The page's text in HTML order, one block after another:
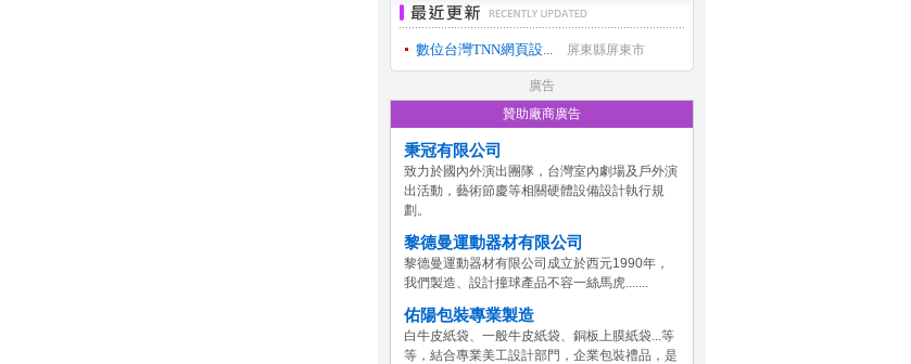
數位台灣TNN網頁設... 屏東縣屏東市
廣告
贊助廠商廣告
秉冠有限公司
致力於國內外演出團隊，台灣室內劇場及戶外演
出活動，藝術節慶等相關硬體設備設計執行規
劃。
黎德曼運動器材有限公司
黎德曼運動器材有限公司成立於西元1990年，
我們製造、設計撞球產品不容一絲馬虎.......
佑陽包裝專業製造
白牛皮紙袋、一般牛皮紙袋、銅板上膜紙袋...等
等，結合專業美工設計部門，企業包裝禮品，是